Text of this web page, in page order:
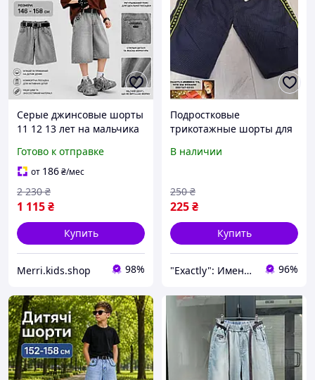
Серые джинсовые шорты
11 12 13 лет на мальчика
свободные шорты
средней длины на
резинке для детей
Готово к отправке
от 186₴/мес
1 115₴
2 230 ₴
Купить
Merri.kids.shop 98%
Подростковые
трикотажные шорты для
на 8-11 лет
В наличии
225₴
250 ₴
Купить
"Exactly": Именно то, что Вы искали! 96%